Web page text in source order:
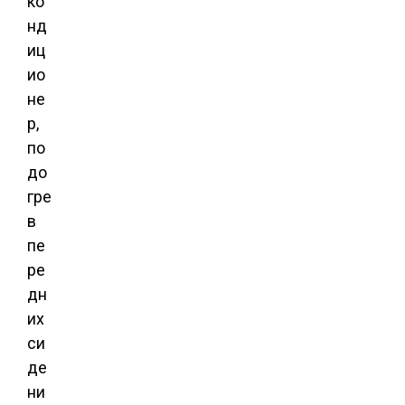
нд
иц
ио
не
р,
по
до
гре
в
пе
ре
дн
их
си
де
ни